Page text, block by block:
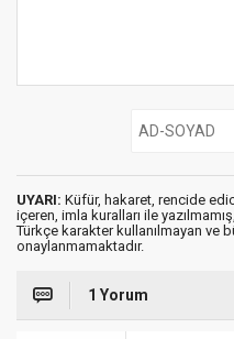
UYARI: Küfür, hakaret, rencide
içeren, imla kuralları ile yazılmamış,
Türkçe karakter kullanılmayan ve
onaylanmamaktadır.
1 Yorum